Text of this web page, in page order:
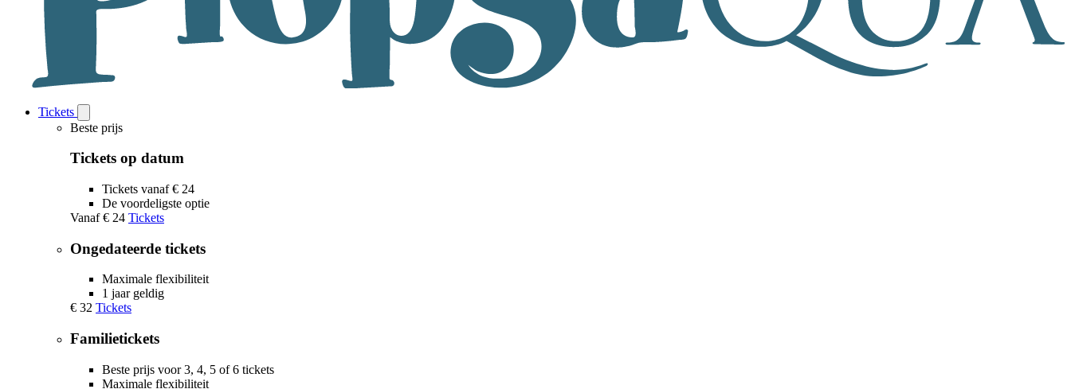
Tickets
Tickets
submenu
Beste prijs
Tickets op datum
Tickets vanaf € 24
De voordeligste optie
Vanaf € 24 Tickets
Ongedateerde tickets
Maximale flexibiliteit
1 jaar geldig
€ 32 Tickets
Familietickets
Beste prijs voor 3, 4, 5 of 6 tickets
Maximale flexibiliteit